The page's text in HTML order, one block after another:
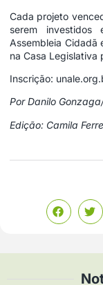
Cada projeto
serem
Assembleia Cidadã
na Casa Legislativa
Inscrição:
Por Danilo
Edição: Camila